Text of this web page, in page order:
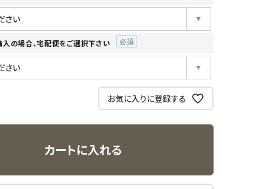
(必
の場合、宅配便をご選択下さい
(必
お気に入りに登録する
カートに入れる